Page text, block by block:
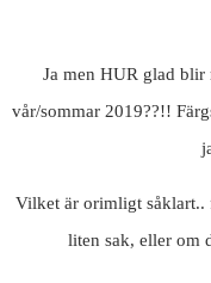
Ja men HUR glad
vår/sommar 2019??!!
Vilket är orimligt såklart..
liten sak, eller om